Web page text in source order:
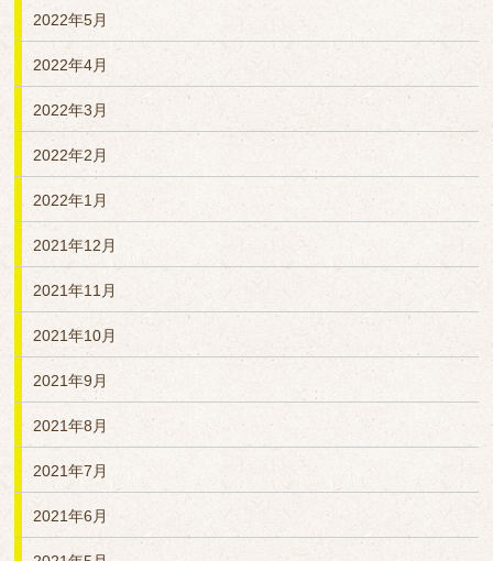
2022年5月
2022年4月
2022年3月
2022年2月
2022年1月
2021年12月
2021年11月
2021年10月
2021年9月
2021年8月
2021年7月
2021年6月